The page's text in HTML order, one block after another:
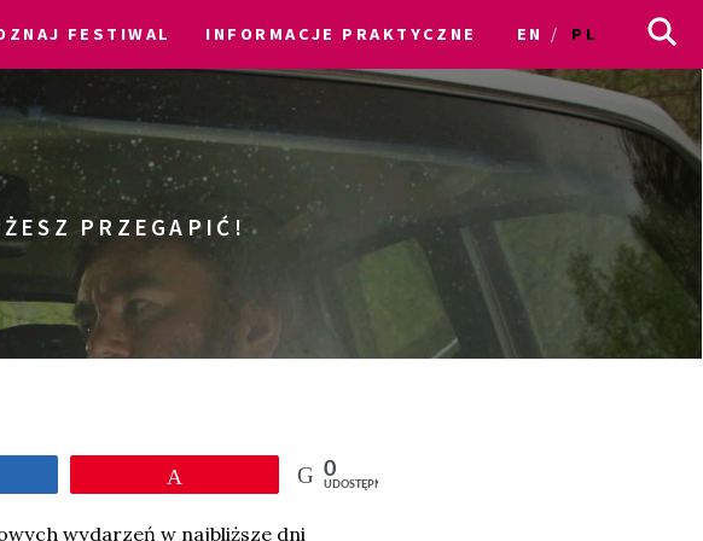
FESTIWAL INFORMACJE PRAKTYCZNE EN PL
PRZEGAPIĆ!
0
UDOSTĘPNIEŃ
wydarzeń w najbliższe dni